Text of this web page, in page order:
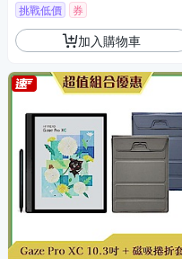
挑戰低價
券
加入購物車